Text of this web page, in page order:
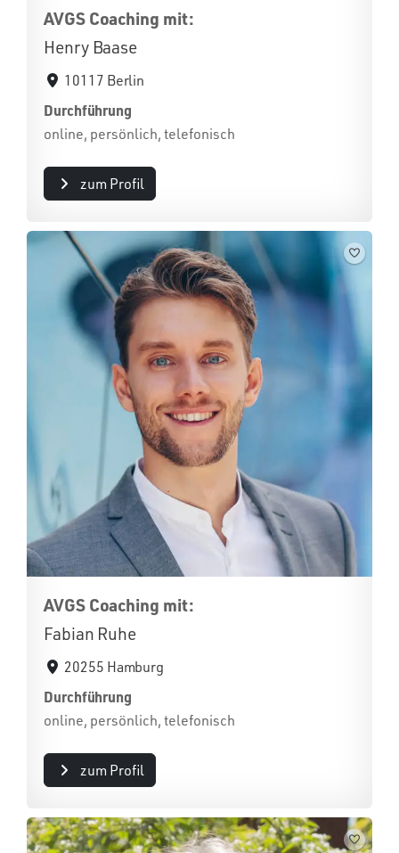
AVGS Coaching mit:
Henry Baase
10117 Berlin
Durchführung
online, persönlich, telefonisch
zum Profil
AVGS Coaching mit:
Fabian Ruhe
20255 Hamburg
Durchführung
online, persönlich, telefonisch
zum Profil